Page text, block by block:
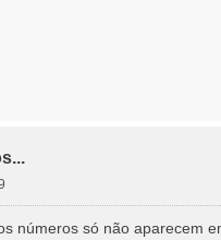
números só não aparecem